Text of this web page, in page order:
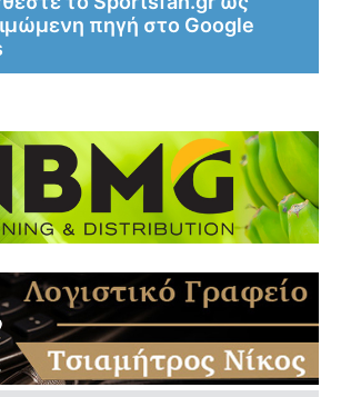
πηγή στο Google